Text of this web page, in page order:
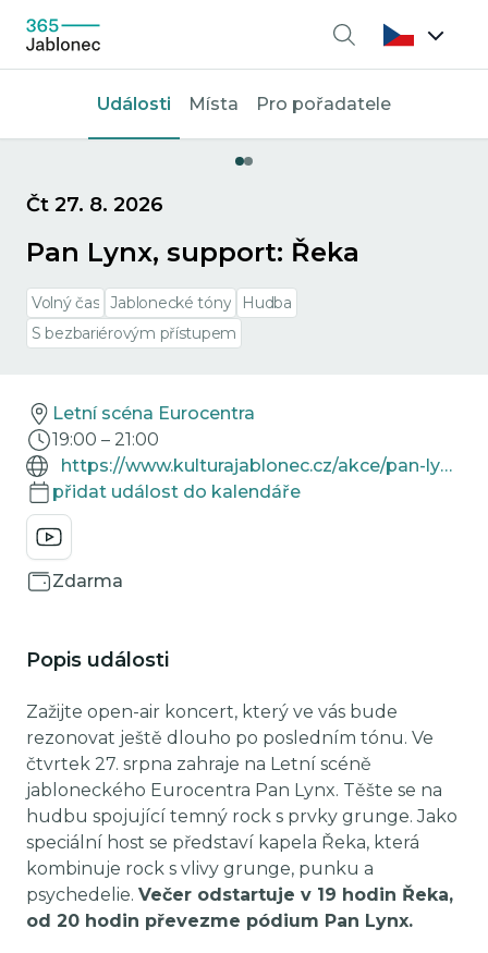
Vyhledávání
Události Místa Pro pořadatele
Čt 27. 8. 2026
Pan Lynx, support: Řeka
Volný čas Jablonecké tóny
Hudba
S bezbariérovým přístupem
Letní scéna Eurocentra
19:00 – 21:00
https://www.kulturajablonec.cz/akce/pan-lynx-support-reka/
přidat událost do kalendáře
Zdarma
Popis události
Zažijte open-air koncert, který ve vás bude
rezonovat ještě dlouho po posledním tónu. Ve
čtvrtek 27. srpna zahraje na Letní scéně
jabloneckého Eurocentra Pan Lynx. Těšte se na
hudbu spojující temný rock s prvky grunge. Jako
speciální host se představí kapela Řeka, která
kombinuje rock s vlivy grunge, punku a
psychedelie. Večer odstartuje v 19 hodin Řeka,
od 20 hodin převezme pódium Pan Lynx.